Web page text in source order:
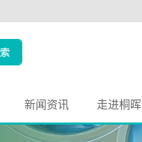
新闻资讯 走进桐晖